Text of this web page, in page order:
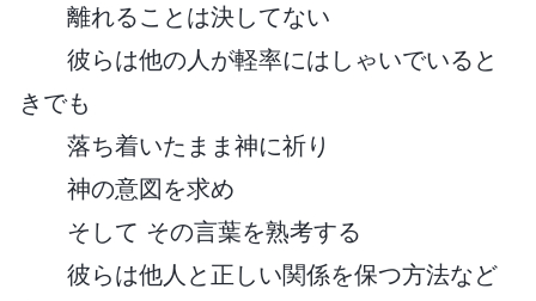
離れることは決してない
彼らは他の人が軽率にはしゃいでいると
きでも
落ち着いたまま神に祈り
神の意図を求め
そして その言葉を熟考する
彼らは他人と正しい関係を保つ方法など